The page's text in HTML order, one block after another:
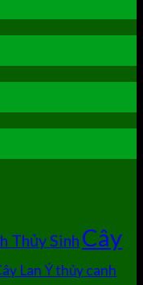
Thủy Sinh Cây
Lan Ý thủy canh